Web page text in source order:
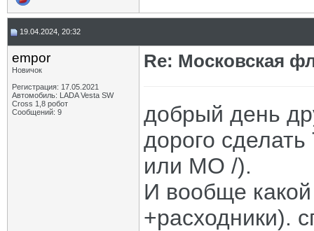
19.04.2024, 20:32
empor
Новичок
Регистрация: 17.05.2021
Автомобиль: LADA Vesta SW
Cross 1,8 робот
Сообщений: 9
Re: Московская
добрый день
дорого
или МО /).
И вообще
+расходники).